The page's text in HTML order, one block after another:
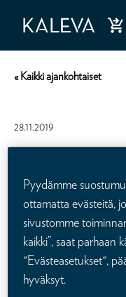
Ost
« Kaikki ajankohtaiset
28.11.2019
Henkivakuutukseen liittyy
Kyselyssämme nousi
Käy lukemassa Ilta-
liittyvistä myyteistä.
Pyydämme
ottamatta evästeitä,
sivustomme
kaikki”, saat parhaan
"Evästeasetukset",
hyväksyt.